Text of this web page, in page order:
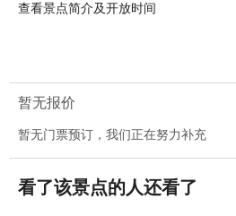
查看景点简介及开放时间
暂无报价
暂无门票预订，我们正在努力补充
看了该景点的人还看了